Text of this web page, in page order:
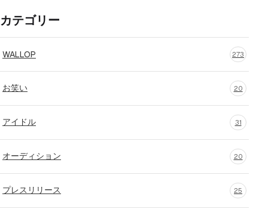
カテゴリー
WALLOP 273
お笑い 20
アイドル 31
オーディション 20
プレスリリース 25